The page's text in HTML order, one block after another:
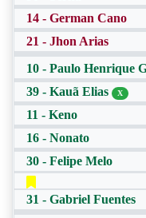
14 - German Cano
21 - Jhon Arias
10 - Paulo Henrique
39 - Kauã Elias
X
11 - Keno
16 - Nonato
30 - Felipe Melo
31 - Gabriel Fuentes